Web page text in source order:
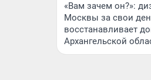
«Вам зачем он?»:
Москвы за свои
восстанавливает
Архангельской